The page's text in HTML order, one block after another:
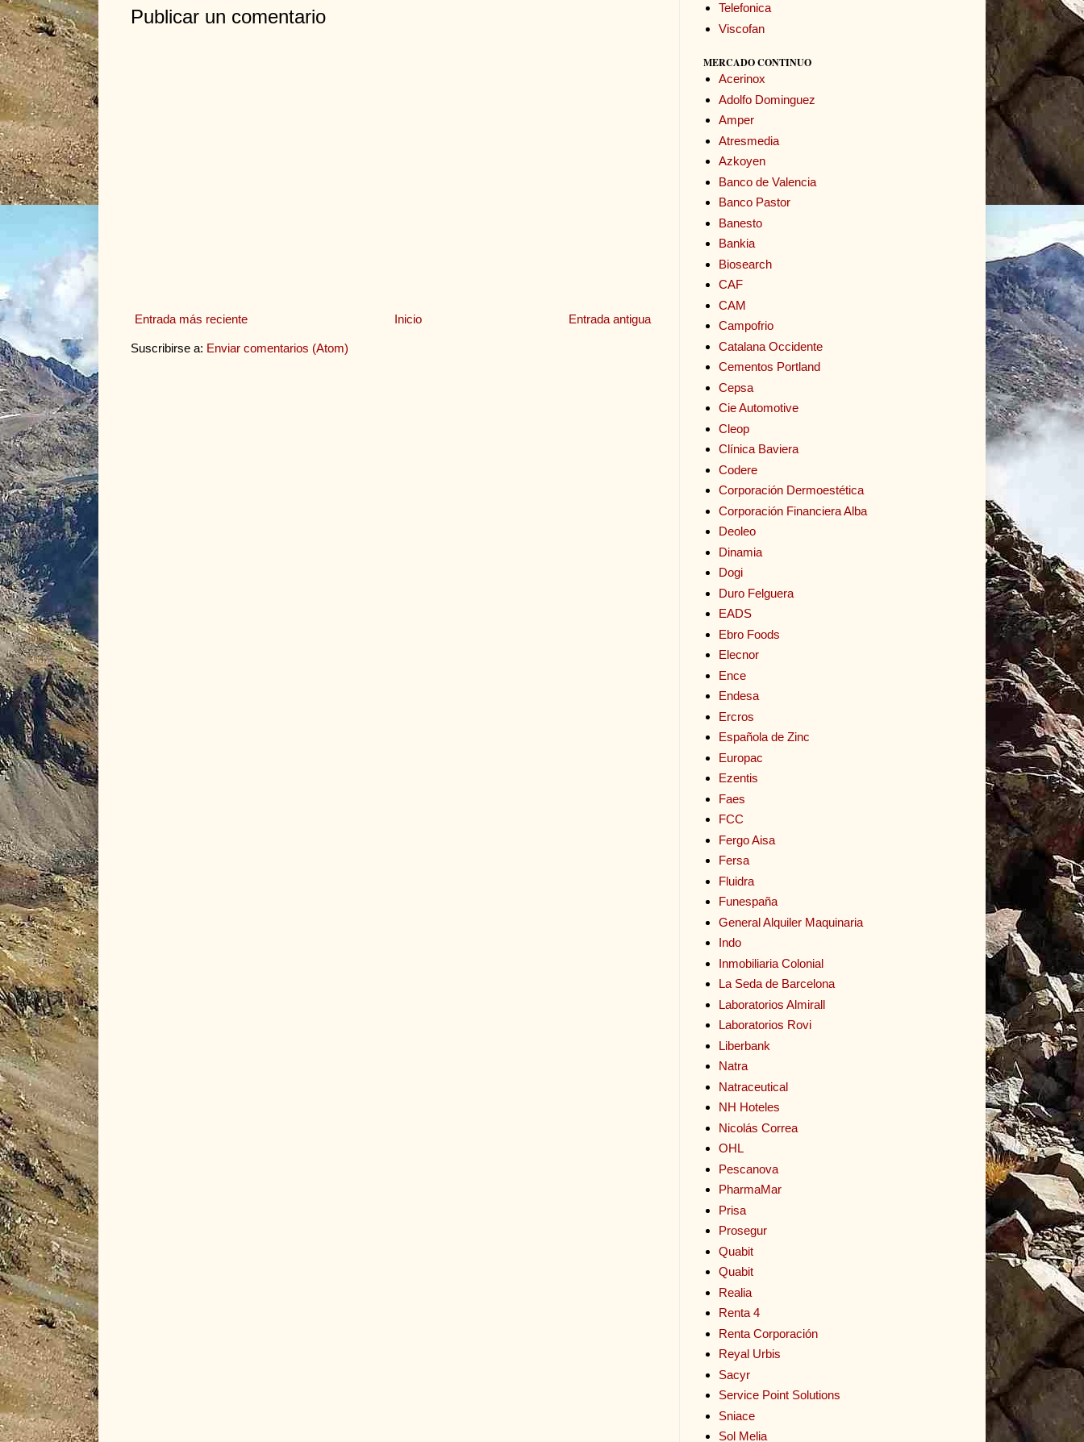
Publicar un comentario
Entrada más reciente Entrada antigua
Inicio
Suscribirse a: Enviar comentarios (Atom)
Telefonica
Viscofan
MERCADO CONTINUO
Acerinox
Adolfo Dominguez
Amper
Atresmedia
Azkoyen
Banco de Valencia
Banco Pastor
Banesto
Bankia
Biosearch
CAF
CAM
Campofrio
Catalana Occidente
Cementos Portland
Cepsa
Cie Automotive
Cleop
Clínica Baviera
Codere
Corporación Dermoestética
Corporación Financiera Alba
Deoleo
Dinamia
Dogi
Duro Felguera
EADS
Ebro Foods
Elecnor
Ence
Endesa
Ercros
Española de Zinc
Europac
Ezentis
Faes
FCC
Fergo Aisa
Fersa
Fluidra
Funespaña
General Alquiler Maquinaria
Indo
Inmobiliaria Colonial
La Seda de Barcelona
Laboratorios Almirall
Laboratorios Rovi
Liberbank
Natra
Natraceutical
NH Hoteles
Nicolás Correa
OHL
Pescanova
PharmaMar
Prisa
Prosegur
Quabit
Quabit
Realia
Renta 4
Renta Corporación
Reyal Urbis
Sacyr
Service Point Solutions
Sniace
Sol Melia